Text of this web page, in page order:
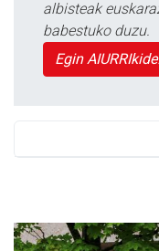
albisteak
babestuko duzu.
Egin